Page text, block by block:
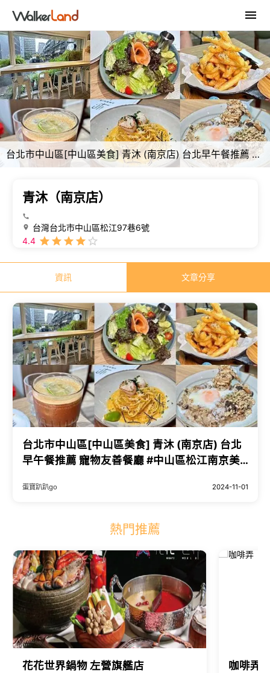
台北市中山區[中山區美食] 青沐 (南京店) 台北早午餐推薦 寵物友善餐廳 #中山區松江南京美食 @蛋寶趴趴go
青沐（南京店）
台灣台北市中山區松江97巷6號
4.4
資訊 文章分享
台北市中山區[中山區美食] 青沐 (南京店) 台北
早午餐推薦 寵物友善餐廳 #中山區松江南京美
蛋寶趴趴go 2024-11-01
熱門推薦
花花世界鍋物 左營旗艦店 咖啡弄